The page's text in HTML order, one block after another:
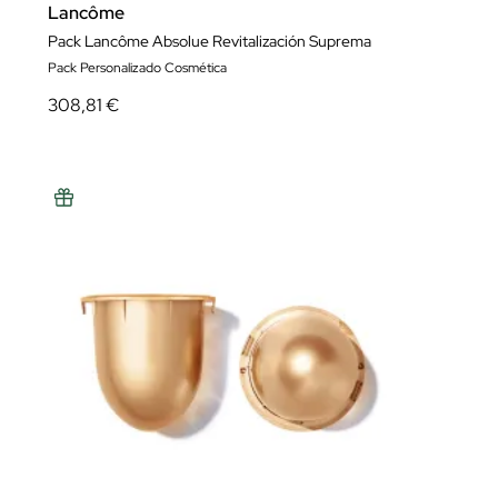
Lancôme
Pack Lancôme Absolue Revitalización Suprema
Pack Personalizado Cosmética
308,81 €